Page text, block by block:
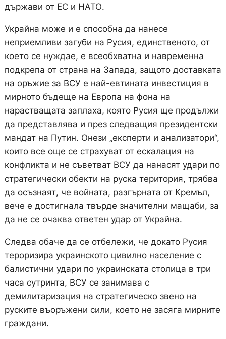
държави от ЕС и НАТО.
Украйна може и е способна да нанесе
неприемливи загуби на Русия, единственото, от
което се нуждае, е всеобхватна и навременна
подкрепа от страна на Запада, защото доставката
на оръжие за ВСУ е най-евтината инвестиция в
мирното бъдеще на Европа на фона на
нарастващата заплаха, която Русия ще продължи
да представлява и през следващия президентски
мандат на Путин. Онези „експерти и анализатори“,
които все още се страхуват от ескалация на
конфликта и не съветват ВСУ да нанасят удари по
стратегически обекти на руска територия, трябва
да осъзнаят, че войната, разгърната от Кремъл,
вече е достигнала твърде значителни мащаби, за
да не се очаква ответен удар от Украйна.
Следва обаче да се отбележи, че докато Русия
тероризира украинското цивилно население с
балистични удари по украинската столица в три
часа сутринта, ВСУ се занимава с
демилитаризация на стратегическо звено на
руските въоръжени сили, което не засяга мирните
граждани.